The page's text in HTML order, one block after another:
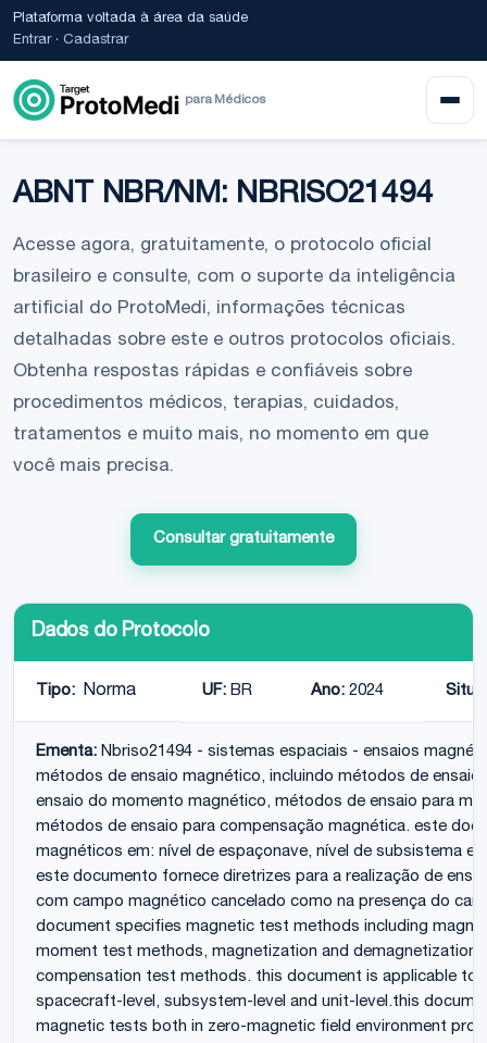
Plataforma voltada à área da saúde
Entrar· Cadastrar
para Médicos
ABNT NBR/NM: NBRISO21494
Acesse agora, gratuitamente, o protocolo oficial
brasileiro e consulte, com o suporte da inteligência
artificial do ProtoMedi, informações técnicas
detalhadas sobre este e outros protocolos oficiais.
Obtenha respostas rápidas e confiáveis sobre
procedimentos médicos, terapias, cuidados,
tratamentos e muito mais, no momento em que
você mais precisa.
Consultar gratuitamente
Dados do Protocolo
Tipo: Norma UF: BR Ano: 2024
Ementa: Nbriso21494 - sistemas espaciais - ensaios
métodos de ensaio magnético, incluindo métodos de
ensaio do momento magnético, métodos de ensaio para
métodos de ensaio para compensação magnética. este
magnéticos em: nível de espaçonave, nível de subsistema e
este documento fornece diretrizes para a realização de
com campo magnético cancelado como na presença do
document specifies magnetic test methods including
moment test methods, magnetization and demagnetization
compensation test methods. this document is applicable to
spacecraft-level, subsystem-level and unit-level.this
magnetic tests both in zero-magnetic field environment